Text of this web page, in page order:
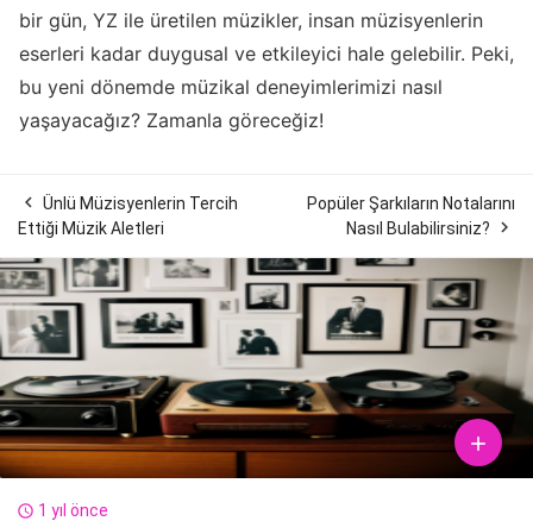
bir gün, YZ ile üretilen müzikler, insan müzisyenlerin
eserleri kadar duygusal ve etkileyici hale gelebilir. Peki,
bu yeni dönemde müzikal deneyimlerimizi nasıl
yaşayacağız? Zamanla göreceğiz!
 Ünlü Müzisyenlerin Tercih
Ettiği Müzik Aletleri
Popüler Şarkıların Notalarını
Nasıl Bulabilirsiniz?


 1 yıl önce